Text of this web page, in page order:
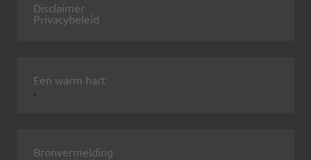
Disclaimer
Privacybeleid
Een warm hart
.
Bronvermelding